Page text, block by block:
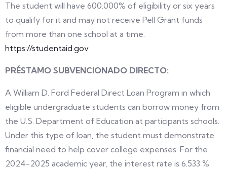
The student will have 600.000% of eligibility or six years
to qualify for it and may not receive Pell Grant funds
from more than one school at a time.
https://studentaid.gov
PRÉSTAMO SUBVENCIONADO DIRECTO:
A William D. Ford Federal Direct Loan Program in which
eligible undergraduate students can borrow money from
the U.S. Department of Education at participants schools.
Under this type of loan, the student must demonstrate
financial need to help cover college expenses. For the
2024-2025 academic year, the interest rate is 6.533 %